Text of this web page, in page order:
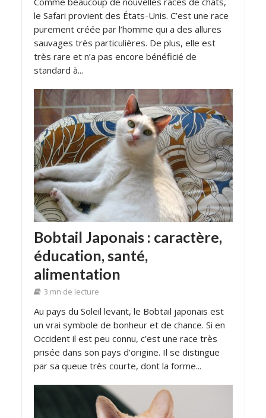
le Safari provient des États-Unis. C’est une race
purement créée par l’homme qui a des allures
sauvages très particulières. De plus, elle est
très rare et n’a pas encore bénéficié de
standard à...
Bobtail Japonais : caractère,
éducation, santé,
alimentation
3 mn de lecture
Au pays du Soleil levant, le Bobtail japonais est
un vrai symbole de bonheur et de chance. Si en
Occident il est peu connu, c’est une race très
prisée dans son pays d’origine. Il se distingue
par sa queue très courte, dont la forme...